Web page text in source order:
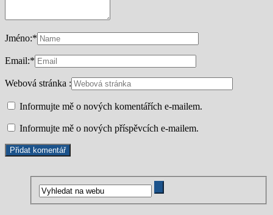
Jméno:*
Email:*
Webová stránka :
Informujte mě o nových komentářích e-mailem.
Informujte mě o nových příspěvcích e-mailem.